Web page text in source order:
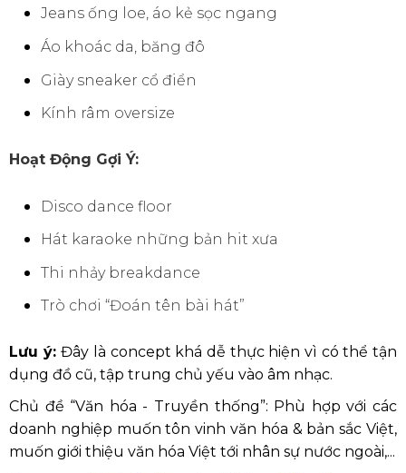
Jeans ống loe, áo kẻ sọc ngang
Áo khoác da, băng đô
Giày sneaker cổ điển
Kính râm oversize
Hoạt Động Gợi Ý:
Disco dance floor
Hát karaoke những bản hit xưa
Thi nhảy breakdance
Trò chơi “Đoán tên bài hát”
Lưu ý:Đây là concept khá dễ thực hiện vì có thể tận
dụng đồ cũ, tập trung chủ yếu vào âm nhạc.
Chủ đề “Văn hóa - Truyền thống”: Phù hợp với các
doanh nghiệp muốn tôn vinh văn hóa & bản sắc Việt,
muốn giới thiệu văn hóa Việt tới nhân sự nước ngoài,...